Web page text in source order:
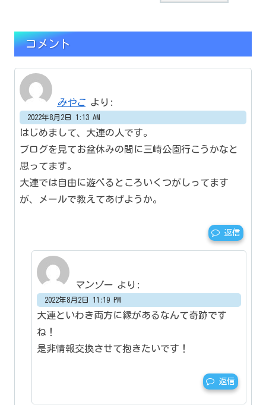
コメント
みやこ より:
2022年8月2日 1:13 AM
はじめまして、大連の人です。
ブログを見てお盆休みの間に三崎公園行こうかなと
思ってます。
大連では自由に遊べるところいくつがしってます
が、メールで教えてあげようか。
返信
マンゾー より:
2022年8月2日 11:19 PM
大連といわき両方に縁があるなんて奇跡です
ね！
是非情報交換させて抱きたいです！
返信